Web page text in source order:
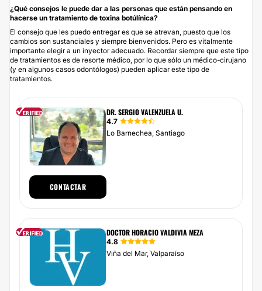
¿Qué consejos le puede dar a las personas que están pensando en
hacerse un tratamiento de toxina botúlínica?
El consejo que les puedo entregar es que se atrevan, puesto que los
cambios son sustanciales y siempre bienvenidos. Pero es vitalmente
importante elegir a un inyector adecuado. Recordar siempre que este tipo
de tratamientos es de resorte médico, por lo que sólo un médico-cirujano
(y en algunos casos odontólogos) pueden aplicar este tipo de
tratamientos.
DR. SERGIO VALENZUELA U.
4.7
Lo Barnechea, Santiago
CONTACTAR
DOCTOR HORACIO VALDIVIA MEZA
4.8
Viña del Mar, Valparaíso